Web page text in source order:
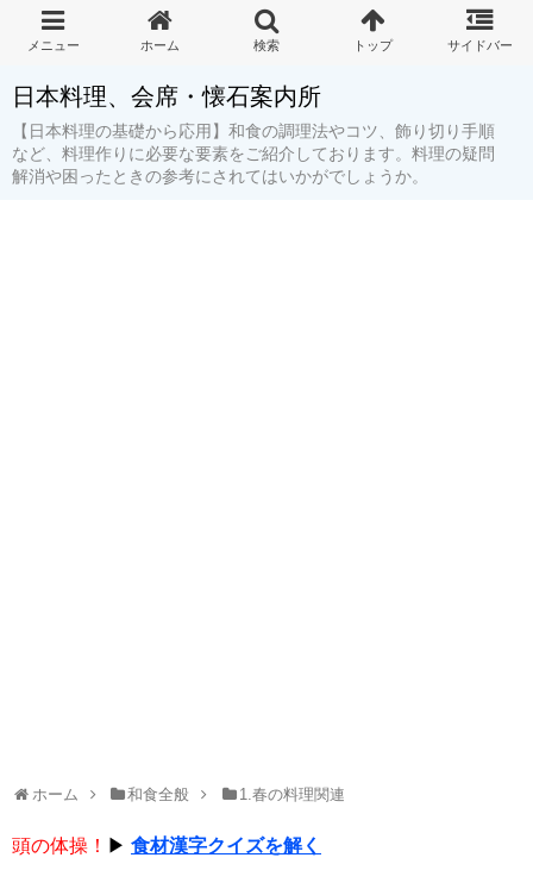
日本料理、会席・懐石案内所
【日本料理の基礎から応用】和食の調理法やコツ、飾り切り手順
など、料理作りに必要な要素をご紹介しております。料理の疑問
解消や困ったときの参考にされてはいかがでしょうか。
ホーム 和食全般 1.春の料理関連
頭の体操！ ▶ 食材漢字クイズを解く